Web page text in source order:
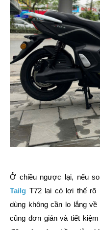
Ở chiều ngược lại, nếu
Tailg T72 lại có lợi thế rõ
dùng không cần lo lắng
cũng đơn giản và tiết